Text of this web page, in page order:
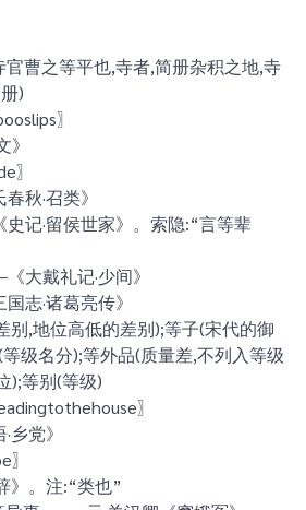
曹之等平也,寺者,简册杂积之地,寺
)
〗
〗
秋·召类》
记·留侯世家》。索隐:“言等辈
大戴礼记·少间》
志·诸葛亮传》
别,地位高低的差别);等子(宋代的御
级名分);等外品(质量差,不列入等级
);等别(等级)
〗
党》
》。注:“类也”